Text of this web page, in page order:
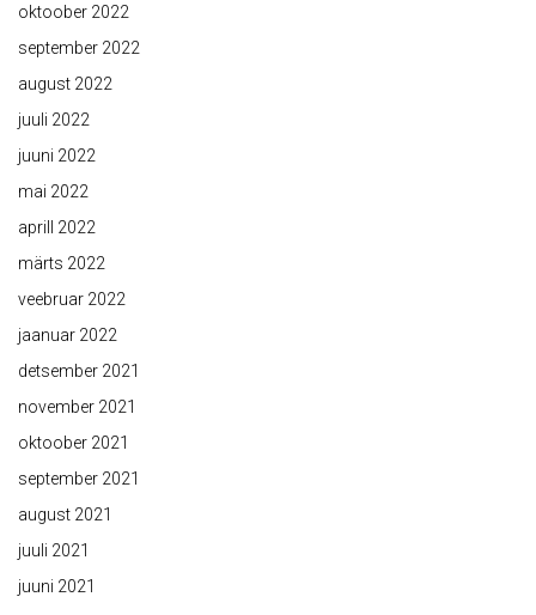
oktoober 2022
september 2022
august 2022
juuli 2022
juuni 2022
mai 2022
aprill 2022
märts 2022
veebruar 2022
jaanuar 2022
detsember 2021
november 2021
oktoober 2021
september 2021
august 2021
juuli 2021
juuni 2021